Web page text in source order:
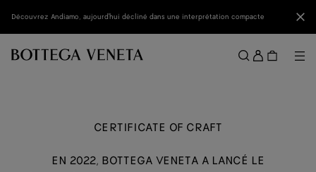
Découvrez Andiamo, aujourd'hui décliné dans une interprétation compacte
Se
CERTIFICATE OF CRAFT
EN 2022, BOTTEGA VENETA A LANCÉ LE